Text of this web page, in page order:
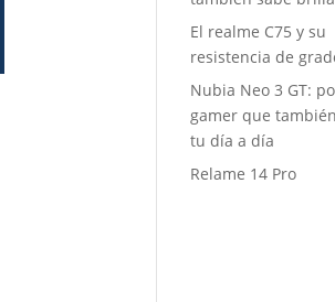
El realme C75 y su
resistencia de
Nubia Neo 3 GT:
gamer que
tu día a día
Relame 14 Pro